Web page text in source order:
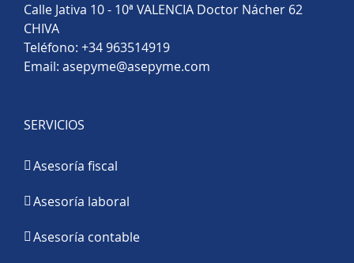
Calle Jativa 10 - 10ª VALENCIA Doctor Nácher 62
CHIVA
Teléfono: +34 963514919
Email: asepyme@asepyme.com
SERVICIOS
Asesoría fiscal
Asesoría laboral
Asesoría contable